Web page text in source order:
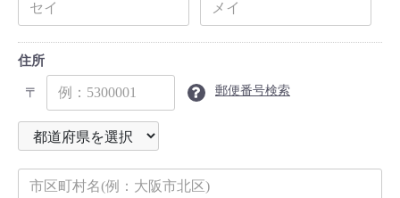
住所
〒 郵便番号検索